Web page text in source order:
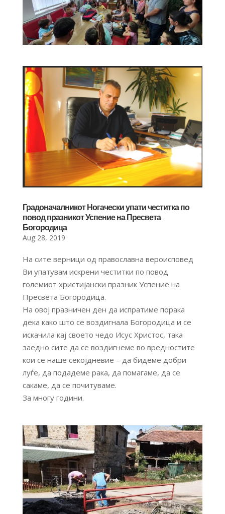
Градоначалникот Ногачески упати честитка по
повод празникот Успение на Пресвета
Богородица
Aug 28, 2019
На сите верници од православна вероисповед
Ви упатувам искрени честитки по повод
големиот христијански празник Успение на
Пресвета Богородица.
На овој празничен ден да испратиме порака
дека како што се воздигнала Богородица и се
искачила кај своето чедо Исус Христос, така
заедно сите да се воздигнеме во вредностите
кои се наше секојдневие – да бидеме добри
луѓе, да подадеме рака, да помагаме, да се
сакаме, да се почитуваме.
За многу години.